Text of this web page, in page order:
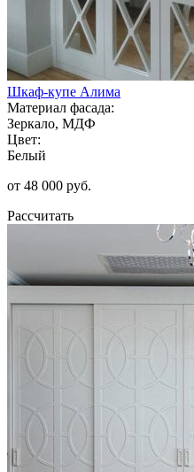
Шкаф-купе Алима
Материал фасада:
Зеркало, МДФ
Цвет:
Белый
от 48 000 руб.
Рассчитать